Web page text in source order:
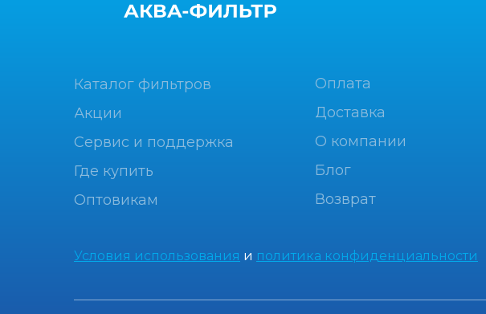
Условия использования и политика конфиденциальности
Каталог фильтров
Оплата
Доставка
О компании
Блог
Возврат
Акции
Сервис и поддержка
Где купить
Оптовикам